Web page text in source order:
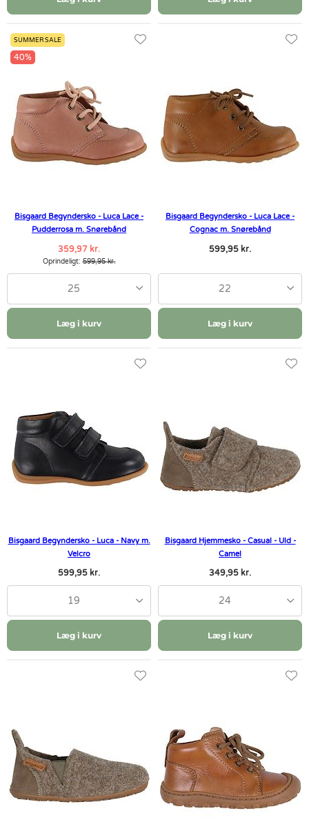
SUMMER SALE
40%
Bisgaard Begyndersko - Luca Lace -
Pudderrosa m. Snørebånd
359,97 kr.
Oprindeligt:599,95 kr.
25
Læg i kurv
Bisgaard Begyndersko - Luca Lace -
Cognac m. Snørebånd
599,95 kr.
22
Læg i kurv
Bisgaard Begyndersko - Luca - Navy m.
Velcro
599,95 kr.
19
Læg i kurv
Bisgaard Hjemmesko - Casual - Uld -
Camel
349,95 kr.
24
Læg i kurv